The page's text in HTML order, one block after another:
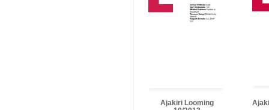
Ajakiri Looming